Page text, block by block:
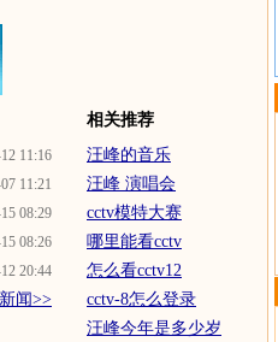
11:16
11:21
08:29
08:26
20:44
闻>>
相关推荐
汪峰的音乐
汪峰 演唱会
cctv模特大赛
哪里能看cctv
怎么看cctv12
cctv-8怎么登录
汪峰今年是多少岁